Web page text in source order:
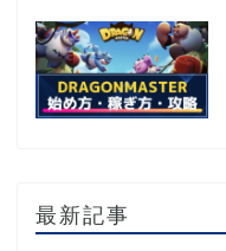
最新記事